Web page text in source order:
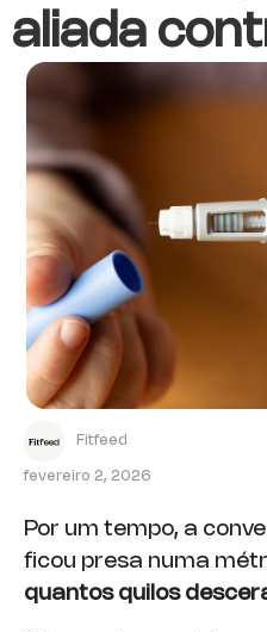
aliada
Fitfeed
fevereiro 2, 2026
Por um tempo, a
ficou presa numa
quantos quilos